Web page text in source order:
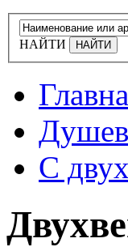
НАЙТИ
С